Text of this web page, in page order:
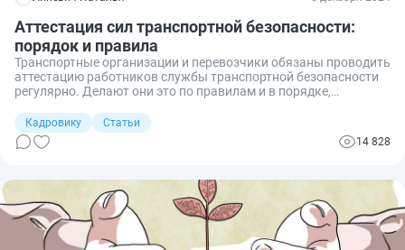
Аттестация сил транспортной безопасности:
порядок и правила
Транспортные организации и перевозчики обязаны проводить
аттестацию работников службы транспортной безопасности
регулярно. Делают они это по правилам и в порядке,
говорится и в постановлении Правительства РФ № 905 от
01.06.2023 (ПП № 905). Рассмотрим основные этапы
подготовки, проведения аттестации и получения
Кадровику
Статьи
14 828